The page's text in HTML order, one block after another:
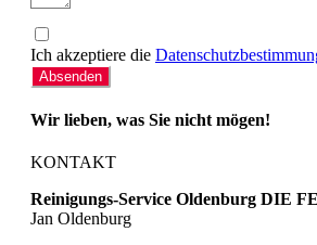
Ich akzeptiere die
Absenden
Wir lieben, was Sie nicht mögen!
KONTAKT
Reinigungs-Service Oldenburg DIE
Jan Oldenburg